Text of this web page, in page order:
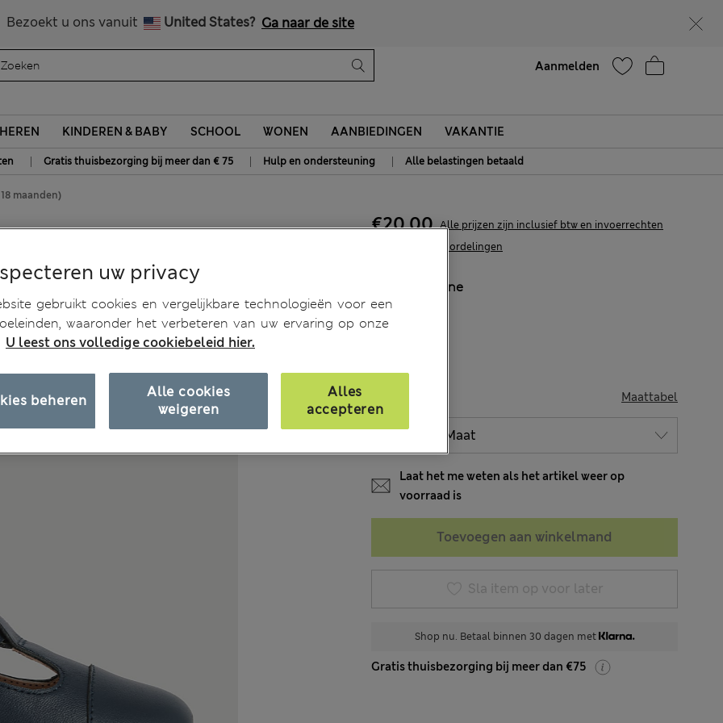
Bezoekt u ons vanuit United States? Ga naar de site
Aanmelden
HEREN KINDEREN & BABY SCHOOL WONEN AANBIEDINGEN VAKANTIE
| Gratis thuisbezorging bij meer dan € 75 | Hulp en ondersteuning | Alle belastingen betaald
maanden)
1 Beoordelingen
€20,00 Alle prijzen zijn inclusief btw en invoerrechten
Marine
Uitverkocht
Maattabel
Laat het me weten als het artikel weer op
voorraad is
Toevoegen aan winkelmand
Sla item op voor later
Shop nu. Betaal binnen 30 dagen met
Gratis thuisbezorging bij meer dan €75
uw privacy
gebruikt cookies en vergelijkbare technologieën voor een
waaronder het verbeteren van uw ervaring op onze
U leest ons volledige cookiebeleid hier.
Alle cookies
weigeren
Alles
accepteren
beheren